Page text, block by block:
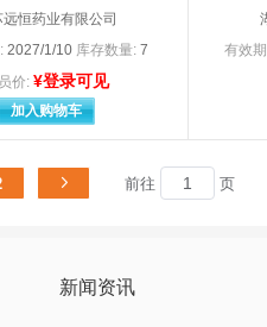
长春海悦药业有限公司
长春人民药业集团有限公司
常熟克劳丽日用品有限公司
常州千红生化制药股份有限公司
常州市盛辉药业有限公司
常州晓春医疗器械有限公司
潮州市潮安区彩塘雅思医疗设备器
远恒药业有限公司
2027/1/10 库存数量: 7
价: ¥登录可见
加入购物车
有效
前往 页
新闻资讯